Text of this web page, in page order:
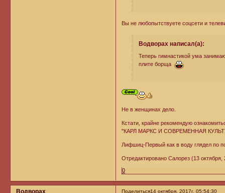
Вы не любопытствуете соцсети и
Водворах написал(а):
Теперь гимнастикой ума
плите борща
Не в женщинах дело.
Кстати, крайне рекомендую
"КАРЛ МАРКС И СОВРЕМЕННАЯ
Лифшиц-Первый как в воду глядел по
Отредактировано Салорез (13 октября,
0
Поделиться14 октября, 2017г. 05:54:30
Водворах